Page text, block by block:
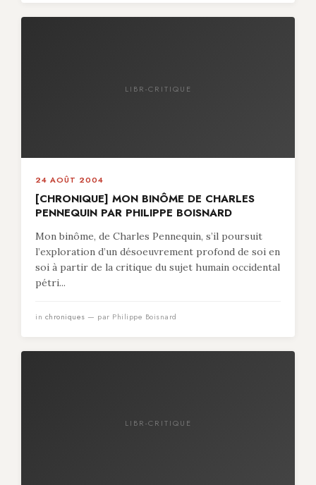
LIBR-CRITIQUE
24 AOÛT 2004
[CHRONIQUE] MON BINÔME DE CHARLES
PENNEQUIN PAR PHILIPPE BOISNARD
Mon binôme, de Charles Pennequin, s’il poursuit
l’exploration d’un désoeuvrement profond de soi en
soi à partir de la critique du sujet humain occidental
pétri...
in chroniques — par Philippe Boisnard
LIBR-CRITIQUE